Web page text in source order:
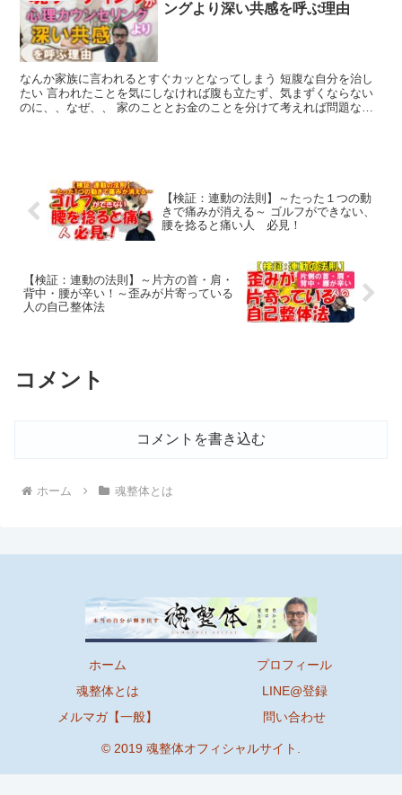
ングより深い共感を呼ぶ理由
なんか家族に言われるとすぐカッとなってしまう 短腹な自分を治し
たい 言われたことを気にしなければ腹も立たず、気まずくならない
のに、、なぜ、、 家のこととお金のことを分けて考えれば問題ない
【検証：連動の法則】～たった１つの動
きで痛みが消える～ ゴルフができない、
腰を捻ると痛い人 必見！
【検証：連動の法則】～片方の首・肩・
背中・腰が辛い！～歪みが片寄っている
人の自己整体法
コメント
コメントを書き込む
ホーム 魂整体とは
ホーム
プロフィール
魂整体とは
LINE@登録
メルマガ【一般】
問い合わせ
© 2019 魂整体オフィシャルサイト.